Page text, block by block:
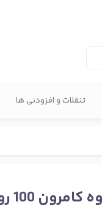
تنقلات و افزودنی ها
100 روبوستا